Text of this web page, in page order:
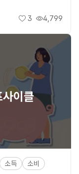
좋아요
3 조회수
4,799
이클
소득
소비